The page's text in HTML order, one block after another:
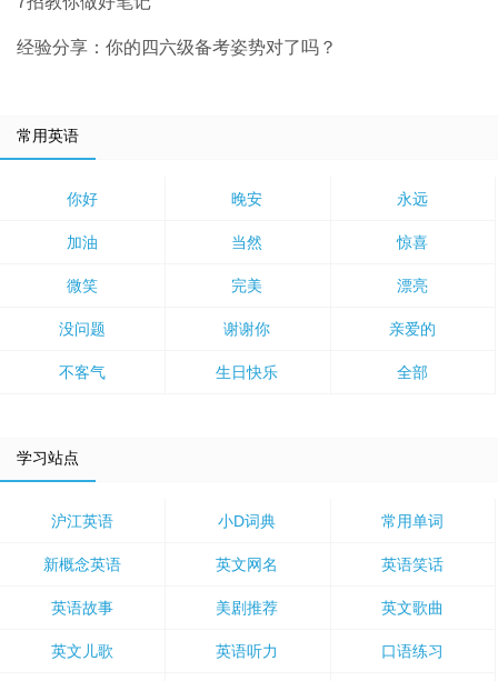
经验分享：你的四六级备考姿势对了吗？
常用英语
你好 晚安 永远
加油 当然 惊喜
微笑 完美 漂亮
没问题 谢谢你 亲爱的
不客气 生日快乐 全部
学习站点
沪江英语 小D词典 常用单词
新概念英语 英文网名 英语笑话
英语故事 美剧推荐 英文歌曲
英文儿歌 英语听力 口语练习